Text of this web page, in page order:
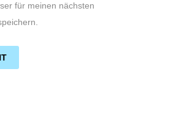
für meinen nächsten